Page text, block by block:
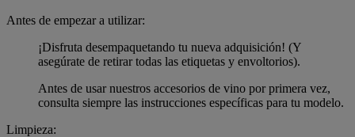
Antes de empezar a utilizar:
¡Disfruta desempaquetando tu nueva adquisición! (Y
asegúrate de retirar todas las etiquetas y envoltorios).
Antes de usar nuestros accesorios de vino por primera vez,
consulta siempre las instrucciones específicas para tu modelo.
Limpieza: